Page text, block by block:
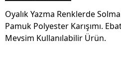
Oyalık Yazma Renklerde
Pamuk Polyester Karışımı.
Mevsim Kullanılabilir Ürün.